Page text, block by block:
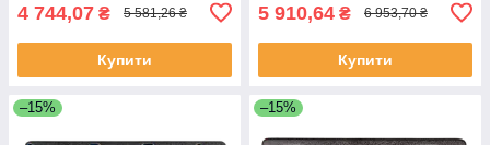
4 744,07 ₴ 5 581,26 ₴
Купити
5 910,64 ₴ 6 953,70 ₴
Купити
–15% –15%